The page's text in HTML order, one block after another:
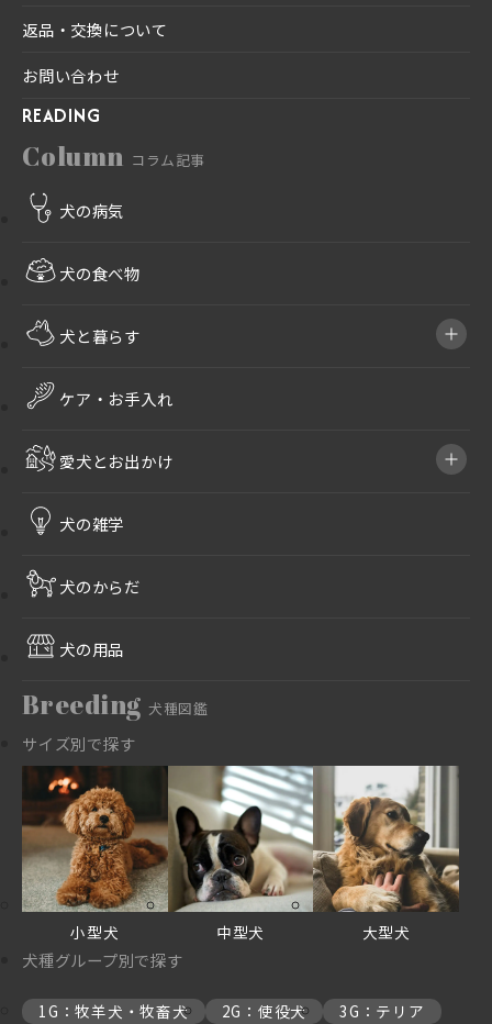
返品・交換について
お問い合わせ
READING
Column コラム記事
犬の病気
犬の食べ物
犬と暮らす
ケア・お手入れ
愛犬とお出かけ
犬の雑学
犬のからだ
犬の用品
Breeding 犬種図鑑
サイズ別で探す
小型犬 中型犬 大型犬
犬種グループ別で探す
1G：牧羊犬・牧畜犬 2G：使役犬 3G：テリア